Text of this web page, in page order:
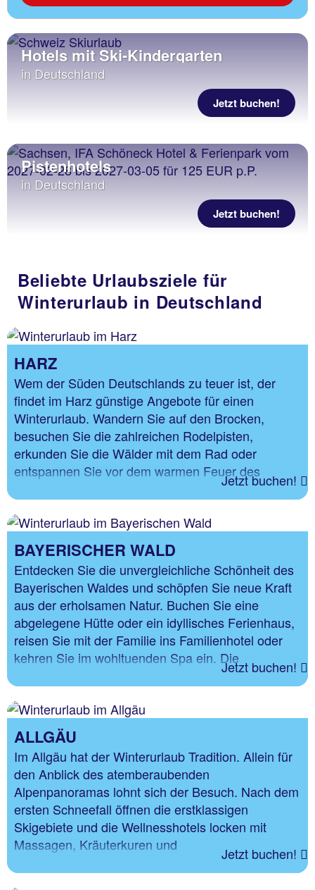
Hotels mit Ski-Kindergarten
in Deutschland
Jetzt buchen!
Pistenhotels
in Deutschland
Jetzt buchen!
Beliebte Urlaubsziele für
Winterurlaub in Deutschland
HARZ
Wem der Süden Deutschlands zu teuer ist, der
findet im Harz günstige Angebote für einen
Winterurlaub. Wandern Sie auf den Brocken,
besuchen Sie die zahlreichen Rodelpisten,
erkunden Sie die Wälder mit dem Rad oder
entspannen Sie vor dem warmen Feuer desJetzt buchen!
BAYERISCHER WALD
Entdecken Sie die unvergleichliche Schönheit des
Bayerischen Waldes und schöpfen Sie neue Kraft
aus der erholsamen Natur. Buchen Sie eine
abgelegene Hütte oder ein idyllisches Ferienhaus,
reisen Sie mit der Familie ins Familienhotel oder
kehren Sie im wohltuenden Spa ein. Die
Gaumenfreuden.
Jetzt buchen!
ALLGÄU
Im Allgäu hat der Winterurlaub Tradition. Allein für
den Anblick des atemberaubenden
Alpenpanoramas lohnt sich der Besuch. Nach dem
ersten Schneefall öffnen die erstklassigen
Skigebiete und die Wellnesshotels locken mit
Massagen, Kräuterkuren und
Verwöhnprogrammen. Bestens geeigent für den
Winterurlaub mit der Familie.
Jetzt buchen!